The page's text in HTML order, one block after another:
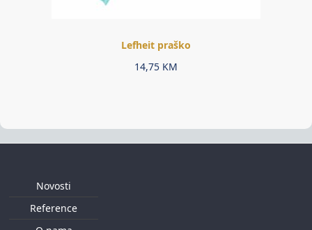
Lefheit praško
14,75 KM
Novosti
Reference